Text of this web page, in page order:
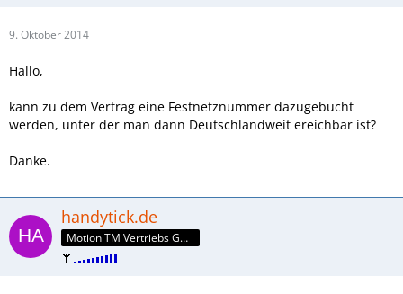
9. Oktober 2014
Hallo,
kann zu dem Vertrag eine Festnetznummer dazugebucht
werden, unter der man dann Deutschlandweit ereichbar ist?
Danke.
handytick.de
Motion TM Vertriebs GmbH